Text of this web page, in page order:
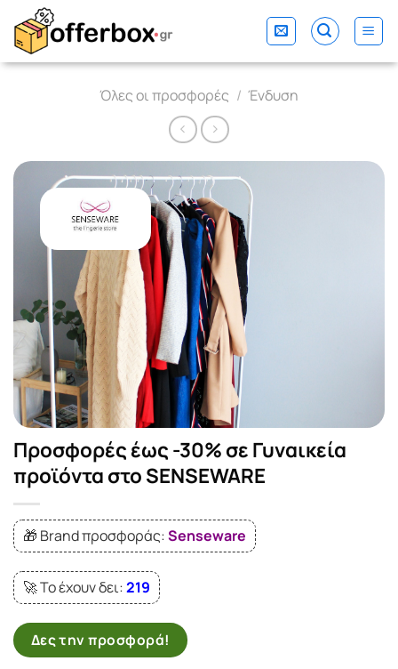
content
Όλες οι προσφορές / Ένδυση
Προσφορές έως -30% σε Γυναικεία
προϊόντα στο SENSEWARE
🎁 Brand προσφοράς:Senseware
🚀 Το έχουν δει:219
Δες την προσφορά!